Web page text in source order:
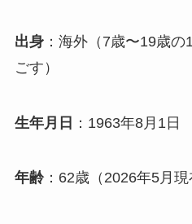
出身：海外（7歳〜19歳の
ごす）
生年月日 ：1963年8月1日
年齢：62歳（2026年5月現